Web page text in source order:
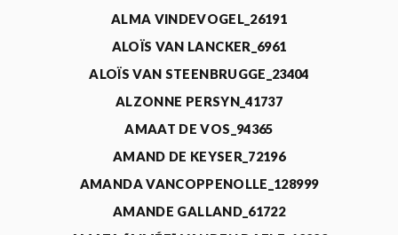
ALMA VINDEVOGEL_26191
ALOÏS VAN LANCKER_6961
ALOÏS VAN STEENBRUGGE_23404
ALZONNE PERSYN_41737
AMAAT DE VOS_94365
AMAND DE KEYSER_72196
AMANDA VANCOPPENOLLE_128999
AMANDE GALLAND_61722